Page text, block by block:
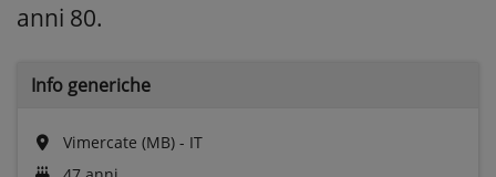
anni 80.
Info generiche
Vimercate (MB) - IT